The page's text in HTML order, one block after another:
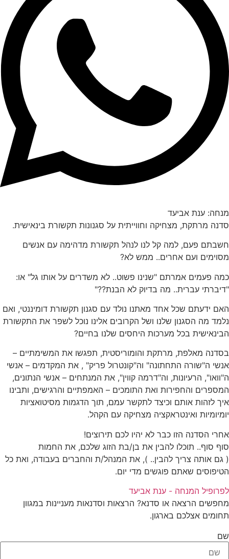
מנחה: ענת אביעד
סדנה מרתקת, מצחיקה וחווייתית על סגנונות תקשורת בינאישית.
חשבתם פעם, למה קל לנו לנהל תקשורת מדהימה עם אנשים
מסוימים ועם אחרים.. ממש לא?
כמה פעמים אמרתם "שנינו פשוט.. לא משדרים על אותו גל" או:
"דיברתי עברית.. מה בדיוק לא הבנת??"
האם ידעתם שכל אחד מאתנו נולד עם סגנון תקשורת דומיננטי, ואם
נלמד מה הסגנון שלנו ושל הקרובים אלינו נוכל לשפר את התקשורת
הבינאישית בכל מערכות היחסים שלנו בחיים?
בסדנה מאלפת, מרתקת והומוריסטית, תפגשו את המשימתיים –
אנשי ה"שורה התחתונה" וה"קונטרול פריק" , את המקדמים – אנשי
ה"וואו", הרעיונות, וה"דרמה קווין", את המנתחים – אנשי הנתונים,
המספרים והחפירות ואת התומכים – האמפתיים והרגישים, ותבינו
איך לזהות אותם וכיצד לתקשר עמם, תוך הדגמות מסיטואציות
יומיומיות ואינטראקציה מצחיקה עם הקהל.
אחרי הסדנה הזו כבר לא יהיו לכם תירוצים!
סוף סוף.. תוכלו להבין את בן/בת הזוג שלכם, את החמות
( גם אותה צריך להבין.. ), את המנהל/ת והחברים בעבודה, ואת כל
הטיפוסים שאתם פוגשים מדי יום.
לפרופיל המנחה - ענת אביעד
מחפשים הרצאה או סדנא? הרצאות וסדנאות מעניינות במגוון
תחומים אצלכם בארגון.
שם